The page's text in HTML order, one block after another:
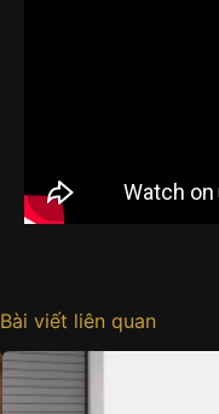
Bài viết liên quan